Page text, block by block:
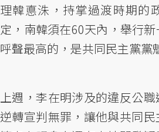
理韓悳洙，持掌過渡時期的
定，南韓須在60天內，舉行
呼聲最高的，是共同民主黨黨
上週，李在明涉及的違反公
逆轉宣判無罪，讓他與共同